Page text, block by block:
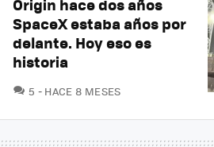
SpaceX estaba años por
delante. Hoy eso es
historia
5 COMENTARIOS
HACE 8 MESES